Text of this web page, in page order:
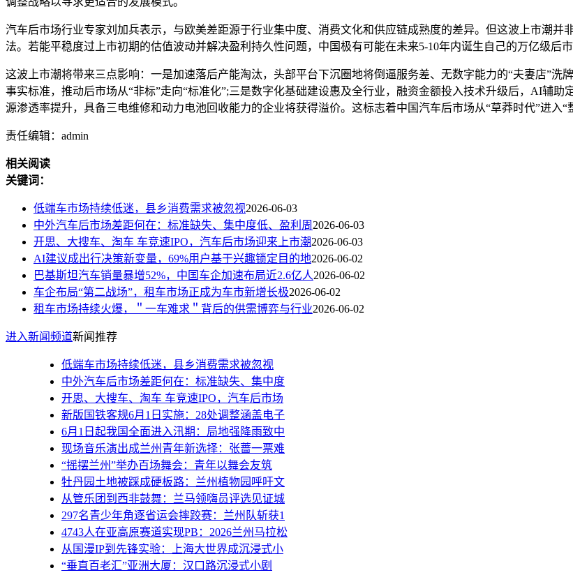
汽车后市场行业专家刘加兵表示，与欧美差距源于行业集中度、消费文化和供应链成熟度的差异。但这波上市潮并
法。若能平稳度过上市初期的估值波动并解决盈利持久性问题，中国极有可能在未来5-10年内诞生自己的万亿级后市
这波上市潮将带来三点影响：一是加速落后产能淘汰，头部平台下沉圈地将倒逼服务差、无数字能力的“夫妻店”
事实标准，推动后市场从“非标”走向“标准化”;三是数字化基础建设惠及全行业，融资金额投入技术升级后，AI辅
源渗透率提升，具备三电维修和动力电池回收能力的企业将获得溢价。这标志着中国汽车后市场从“草莽时代”进入“
责任编辑：admin
相关阅读
关键词：
低端车市场持续低迷，县乡消费需求被忽视2026-06-03
中外汽车后市场差距何在：标准缺失、集中度低、盈利周 2026-06-03
开思、大搜车、淘车 车竞速IPO，汽车后市场迎来上市潮2026-06-03
AI建议成出行决策新变量，69%用户基于兴趣锁定目的地2026-06-02
巴基斯坦汽车销量暴增52%，中国车企加速布局近2.6亿人2026-06-02
车企布局“第二战场”，租车市场正成为车市新增长极2026-06-02
租车市场持续火爆，＂一车难求＂背后的供需博弈与行业2026-06-02
进入新闻频道新闻推荐
低端车市场持续低迷，县乡消费需求被忽视
中外汽车后市场差距何在：标准缺失、集中度
开思、大搜车、淘车 车竞速IPO，汽车后市场
新版国铁客规6月1日实施：28处调整涵盖电子
6月1日起我国全面进入汛期：局地强降雨致中
现场音乐演出成兰州青年新选择：张蔷一票难
“摇摆兰州”举办百场舞会：青年以舞会友筑
牡丹园土地被踩成硬板路：兰州植物园呼吁文
从管乐团到西非鼓舞：兰马领嗨员评选见证城
297名青少年角逐省运会摔跤赛：兰州队斩获1
4743人在亚高原赛道实现PB：2026兰州马拉松
从国漫IP到先锋实验：上海大世界成沉浸式小
“垂直百老汇”亚洲大厦：汉口路沉浸式小剧